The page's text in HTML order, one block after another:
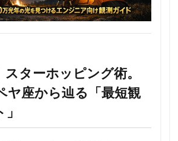
スターホッピング術。
ヤ座から辿る「最短観